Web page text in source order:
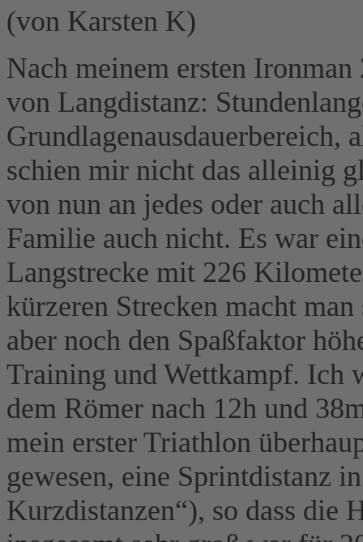
(von Karsten K)
Nach meinem ersten
von Langdistanz:
Grundlagenausdauerbereich,
schien mir nicht das alleinig
von nun an jedes oder auch
Familie auch nicht. Es war
Langstrecke mit 226
kürzeren Strecken macht
aber noch den Spaßfaktor
Training und Wettkampf. Ich
dem Römer nach 12h und
mein erster Triathlon
gewesen, eine Sprintdistanz
Kurzdistanzen“), so dass die